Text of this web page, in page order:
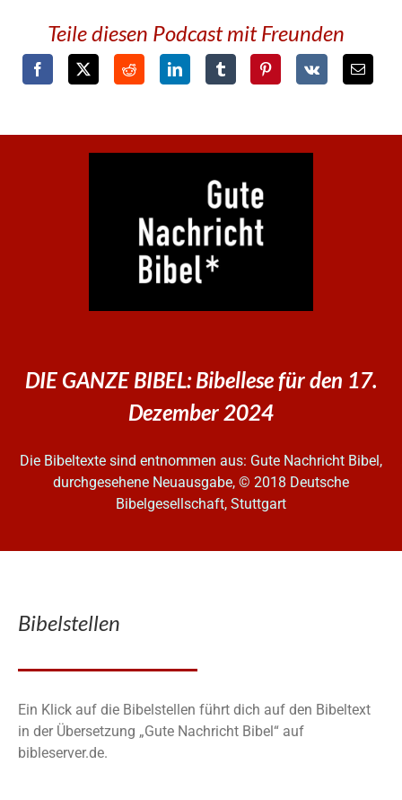
Teile diesen Podcast mit Freunden
DIE GANZE BIBEL: Bibellese für den 17.
Dezember 2024
Die Bibeltexte sind entnommen aus: Gute Nachricht Bibel,
durchgesehene Neuausgabe, © 2018 Deutsche
Bibelgesellschaft, Stuttgart
Bibelstellen
Ein Klick auf die Bibelstellen führt dich auf den Bibeltext
in der Übersetzung „Gute Nachricht Bibel“ auf
bibleserver.de.